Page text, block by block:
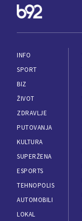
INFO
SPORT
BIZ
ŽIVOT
ZDRAVLJE
PUTOVANJA
KULTURA
SUPERŽENA
ESPORTS
TEHNOPOLIS
AUTOMOBILI
LOKAL